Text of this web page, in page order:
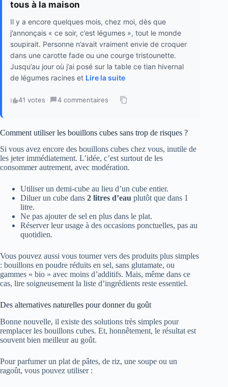
tous à la maison
Il y a encore quelques mois, chez moi, dès que
j’annonçais « ce soir, c’est légumes », tout le monde
soupirait. Personne n’avait vraiment envie de croquer
dans une carotte fade ou une courge tristounette.
Jusqu’au jour où j’ai posé sur la table ce tian hivernal
de légumes racines et Lire la suite
41 votes · 4 commentaires ·
Comment utiliser les bouillons cubes sans trop de risques ?
Si vous avez encore des bouillons cubes chez vous, inutile de
les jeter immédiatement. L’idée, c’est surtout de les
consommer autrement, avec modération.
Utiliser un demi-cube au lieu d’un cube entier.
Diluer un cube dans 2 litres d’eau plutôt que dans 1
litre.
Ne pas ajouter de sel en plus dans le plat.
Réserver leur usage à des occasions ponctuelles, pas au
quotidien.
Vous pouvez aussi vous tourner vers des produits plus simples
: bouillons en poudre réduits en sel, sans glutamate, ou
gammes « bio » avec moins d’additifs. Mais, même dans ce
cas, lire soigneusement la liste d’ingrédients reste essentiel.
Des alternatives naturelles pour donner du goût
Bonne nouvelle, il existe des solutions très simples pour
remplacer les bouillons cubes. Et, honnêtement, le résultat est
souvent bien meilleur au goût.
Pour parfumer un plat de pâtes, de riz, une soupe ou un
ragoût, vous pouvez utiliser :